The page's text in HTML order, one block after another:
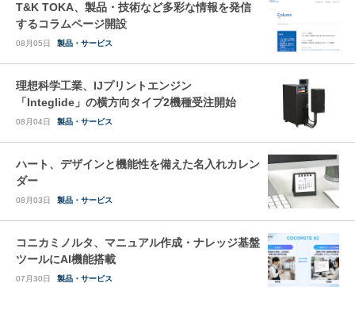
T&K TOKA、製品・技術など多彩な情報を発信
するコラムページ開設
08月05日 製品・サービス
理想科学工業、IJプリントエンジン
「Integlide」の横方向タイプ2機種受注開始
08月04日 製品・サービス
ハート、デザインと機能性を備えた名入れカレン
ダー
08月03日 製品・サービス
コニカミノルタ、マニュアル作成・ナレッジ基盤
ツールにAI機能搭載
07月30日 製品・サービス